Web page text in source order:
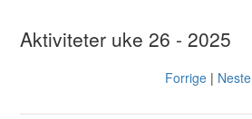
Aktiviteter uke 26 - 2025
Forrige| Neste